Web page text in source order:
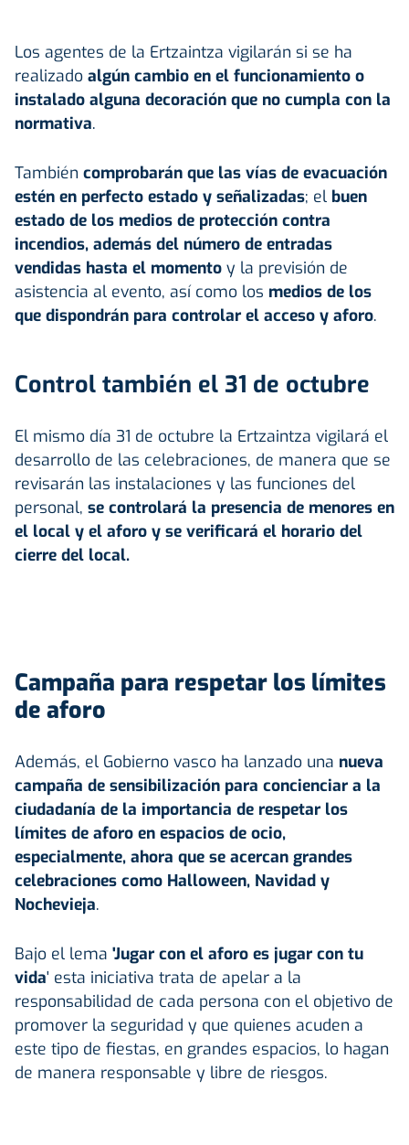
Los agentes de la Ertzaintza vigilarán si se ha
realizado algún cambio en el funcionamiento o
instalado alguna decoración que no cumpla con la
normativa.
También comprobarán que las vías de evacuación
estén en perfecto estado y señalizadas; el buen
estado de los medios de protección contra
incendios, además del número de entradas
vendidas hasta el momento y la previsión de
asistencia al evento, así como los medios de los
que dispondrán para controlar el acceso y aforo.
Control también el 31 de octubre
El mismo día 31 de octubre la Ertzaintza vigilará el
desarrollo de las celebraciones, de manera que se
revisarán las instalaciones y las funciones del
personal, se controlará la presencia de menores en
el local y el aforo y se verificará el horario del
cierre del local.
Campaña para respetar los límites
de aforo
Además, el Gobierno vasco ha lanzado una nueva
campaña de sensibilización para concienciar a la
ciudadanía de la importancia de respetar los
límites de aforo en espacios de ocio,
especialmente, ahora que se acercan grandes
celebraciones como Halloween, Navidad y
Nochevieja.
Bajo el lema 'Jugar con el aforo es jugar con tu
vida' esta iniciativa trata de apelar a la
responsabilidad de cada persona con el objetivo de
promover la seguridad y que quienes acuden a
este tipo de fiestas, en grandes espacios, lo hagan
de manera responsable y libre de riesgos.